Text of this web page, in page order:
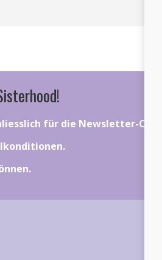
für die Newsletter-